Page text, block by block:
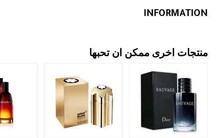
INFORMATION
منتجات اخرى ممكن ان تحبها